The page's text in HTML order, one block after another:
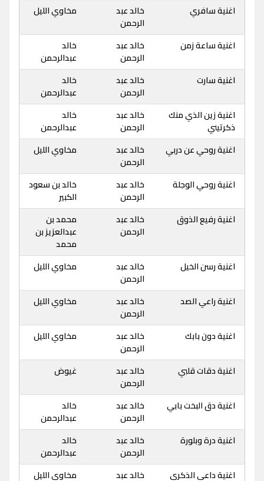
اغنية سافري
خالد عبد
الرحمن
مخاوي الليل
اغنية ساعة زمن
خالد عبد
الرحمن
خالد
عبدالرحمن
اغنية سارت
خالد عبد
الرحمن
خالد
عبدالرحمن
اغنية زين الذي منك
ذكرتيني
خالد عبد
الرحمن
خالد
عبدالرحمن
اغنية روحي عن دربي
خالد عبد
الرحمن
مخاوي الليل
اغنية روحي الوجلة
خالد عبد
الرحمن
خالد بن سعود
الكبير
اغنية رفيع الذوق
خالد عبد
الرحمن
محمد بن
عبدالعزيز بن
محمد
اغنية رسن الخيل
خالد عبد
الرحمن
مخاوي الليل
اغنية راعي الصد
خالد عبد
الرحمن
مخاوي الليل
اغنية دون بابك
خالد عبد
الرحمن
مخاوي الليل
اغنية دقات قلبي
خالد عبد
الرحمن
غيوض
اغنية دق البخت بابي
خالد عبد
الرحمن
خالد
عبدالرحمن
اغنية درة وبلورة
خالد عبد
الرحمن
خالد
عبدالرحمن
اغنية داعي الذكرى
خالد عبد
مخاوي الليل